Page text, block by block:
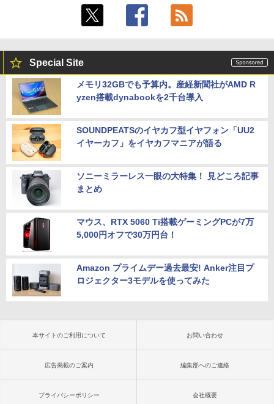
Special Site
メモリ32GBでも予算内。産経新聞社がAMD R
yzen搭載dynabookを2千台導入
SOUNDPEATSのイヤカフ型イヤフォン「UU2
イヤーカフ」をイヤカフマニアが語る
ソニーミラーレス一眼の大特集！ 見どころ記事
まとめ
マウス、RTX 5060 Ti搭載ゲーミングPCが7万
5,000円オフで30万円台！
Amazon プライムデー過去最安! Anker注目プ
ロジェクター3モデルを使ってみた
本サイトのご利用について お問い合わせ
広告掲載のご案内 編集部へのご連絡
プライバシーポリシー 会社概要